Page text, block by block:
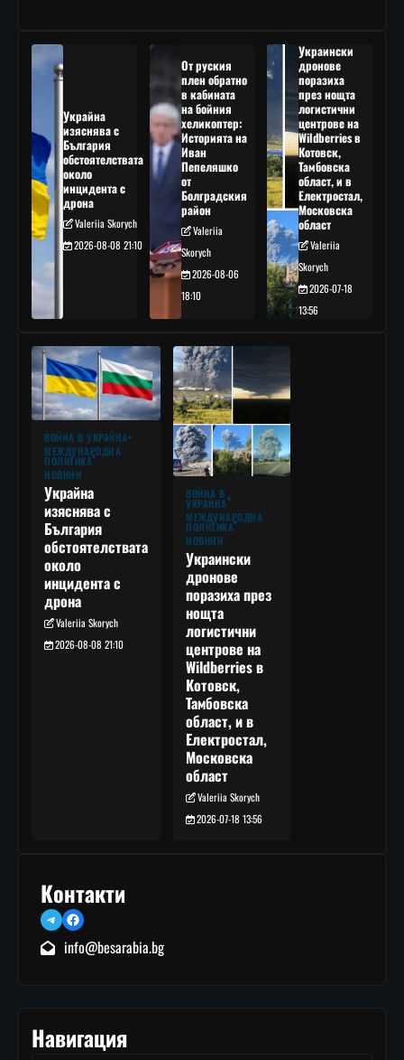
Украйна
изяснява с
България
обстоятелствата
около
инцидента с
дрона
Valeriia Skorych
2026-08-08 21:10
От руския
плен обратно
в кабината
на бойния
хеликоптер:
Историята на
Иван
Пепеляшко
от
Болградския
район
Valeriia
Skorych
2026-08-06
18:10
Украински
дронове
поразиха
през нощта
логистични
центрове на
Wildberries в
Котовск,
Тамбовска
област, и в
Електростал,
Московска
област
Valeriia
Skorych
2026-07-18
13:56
ВОЙНА В УКРАЙНА
МЕЖДУНАРОДНА
ПОЛИТИКА
НОВИНИ
Украйна
изяснява с
България
обстоятелствата
около
инцидента с
дрона
Valeriia Skorych
2026-08-08 21:10
ВОЙНА В
УКРАЙНА
МЕЖДУНАРОДНА
ПОЛИТИКА
НОВИНИ
Украински
дронове
поразиха през
нощта
логистични
центрове на
Wildberries в
Котовск,
Тамбовска
област, и в
Електростал,
Московска
област
Valeriia Skorych
2026-07-18 13:56
Контакти
TelegramFacebook
info@besarabia.bg
Навигация